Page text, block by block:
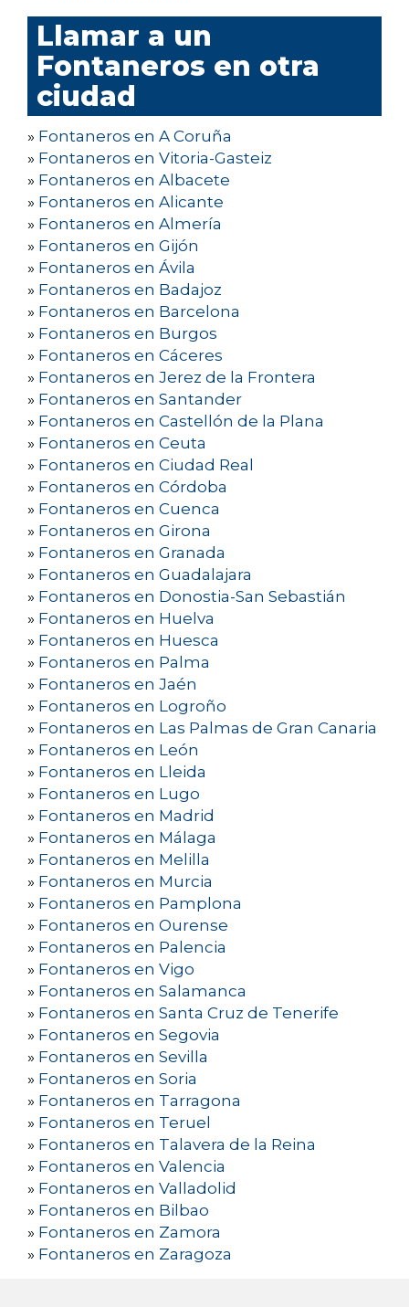
Llamar a un
Fontaneros en otra
ciudad
» Fontaneros en A Coruña
» Fontaneros en Vitoria-Gasteiz
» Fontaneros en Albacete
» Fontaneros en Alicante
» Fontaneros en Almería
» Fontaneros en Gijón
» Fontaneros en Ávila
» Fontaneros en Badajoz
» Fontaneros en Barcelona
» Fontaneros en Burgos
» Fontaneros en Cáceres
» Fontaneros en Jerez de la Frontera
» Fontaneros en Santander
» Fontaneros en Castellón de la Plana
» Fontaneros en Ceuta
» Fontaneros en Ciudad Real
» Fontaneros en Córdoba
» Fontaneros en Cuenca
» Fontaneros en Girona
» Fontaneros en Granada
» Fontaneros en Guadalajara
» Fontaneros en Donostia-San Sebastián
» Fontaneros en Huelva
» Fontaneros en Huesca
» Fontaneros en Palma
» Fontaneros en Jaén
» Fontaneros en Logroño
» Fontaneros en Las Palmas de Gran Canaria
» Fontaneros en León
» Fontaneros en Lleida
» Fontaneros en Lugo
» Fontaneros en Madrid
» Fontaneros en Málaga
» Fontaneros en Melilla
» Fontaneros en Murcia
» Fontaneros en Pamplona
» Fontaneros en Ourense
» Fontaneros en Palencia
» Fontaneros en Vigo
» Fontaneros en Salamanca
» Fontaneros en Santa Cruz de Tenerife
» Fontaneros en Segovia
» Fontaneros en Sevilla
» Fontaneros en Soria
» Fontaneros en Tarragona
» Fontaneros en Teruel
» Fontaneros en Talavera de la Reina
» Fontaneros en Valencia
» Fontaneros en Valladolid
» Fontaneros en Bilbao
» Fontaneros en Zamora
» Fontaneros en Zaragoza